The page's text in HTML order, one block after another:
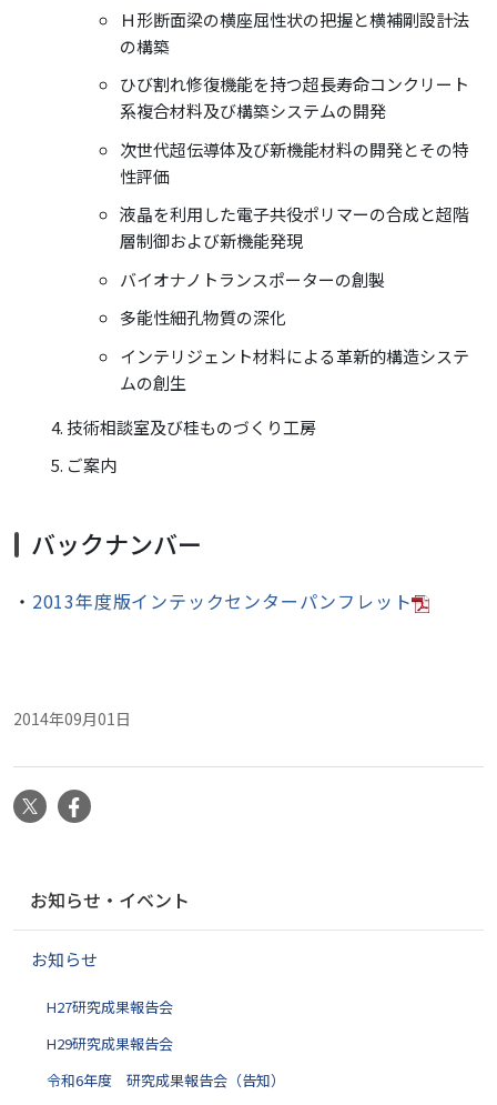
Ｈ形断面梁の横座屈性状の把握と横補剛設計法
の構築
ひび割れ修復機能を持つ超長寿命コンクリート
系複合材料及び構築システムの開発
次世代超伝導体及び新機能材料の開発とその特
性評価
液晶を利用した電子共役ポリマーの合成と超階
層制御および新機能発現
バイオナノトランスポーターの創製
多能性細孔物質の深化
インテリジェント材料による革新的構造システ
ムの創生
技術相談室及び桂ものづくり工房
ご案内
バックナンバー
・ 2013年度版インテックセンターパンフレット
2014年09月01日
X
ゲ
お知らせ・イベント
お知らせ
H27研究成果報告会
H29研究成果報告会
令和6年度 研究成果報告会（告知）